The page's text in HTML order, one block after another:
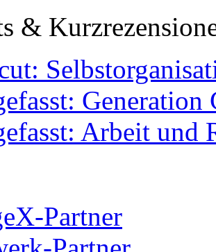
&
Generation
Arbeit und
Partner